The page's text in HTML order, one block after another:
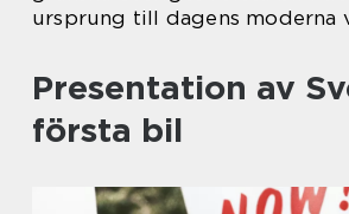
ursprung till dagens moderna
Presentation av
första bil